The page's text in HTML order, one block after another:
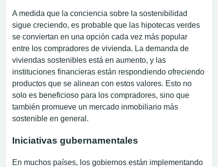
A medida que la conciencia sobre la sostenibilidad
sigue creciendo, es probable que las hipotecas verdes
se conviertan en una opción cada vez más popular
entre los compradores de vivienda. La demanda de
viviendas sostenibles está en aumento, y las
instituciones financieras están respondiendo ofreciendo
productos que se alinean con estos valores. Esto no
solo es beneficioso para los compradores, sino que
también promueve un mercado inmobiliario más
sostenible en general.
Iniciativas gubernamentales
En muchos países, los gobiernos están implementando